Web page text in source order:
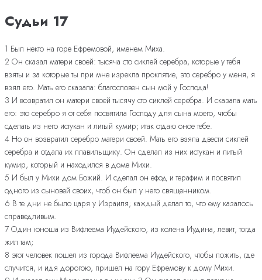
Судьи 17
1 Был некто на горе Ефремовой, именем Миха.
2 Он сказал матери своей: тысяча сто сиклей серебра, которые у тебя
взяты и за которые ты при мне изрекла проклятие, это серебро у меня, я
взял его. Мать его сказала: благословен сын мой у Господа!
3 И возвратил он матери своей тысячу сто сиклей серебра. И сказала мать
его: это серебро я от себя посвятила Господу для сына моего, чтобы
сделать из него истукан и литый кумир; итак отдаю оное тебе.
4 Но он возвратил серебро матери своей. Мать его взяла двести сиклей
серебра и отдала их плавильщику. Он сделал из них истукан и литый
кумир, который и находился в доме Михи.
5 И был у Михи дом Божий. И сделал он ефод и терафим и посвятил
одного из сыновей своих, чтоб он был у него священником.
6 В те дни не было царя у Израиля; каждый делал то, что ему казалось
справедливым.
7 Один юноша из Вифлеема Иудейского, из колена Иудина, левит, тогда
жил там;
8 этот человек пошел из города Вифлеема Иудейского, чтобы пожить, где
случится, и идя дорогою, пришел на гору Ефремову к дому Михи.